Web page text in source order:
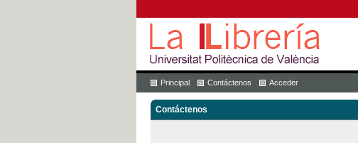
Principal Contáctenos Acceder
Contáctenos